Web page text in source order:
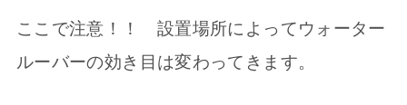
ここで注意！！ 設置場所によってウォーター
ルーバーの効き目は変わってきます。